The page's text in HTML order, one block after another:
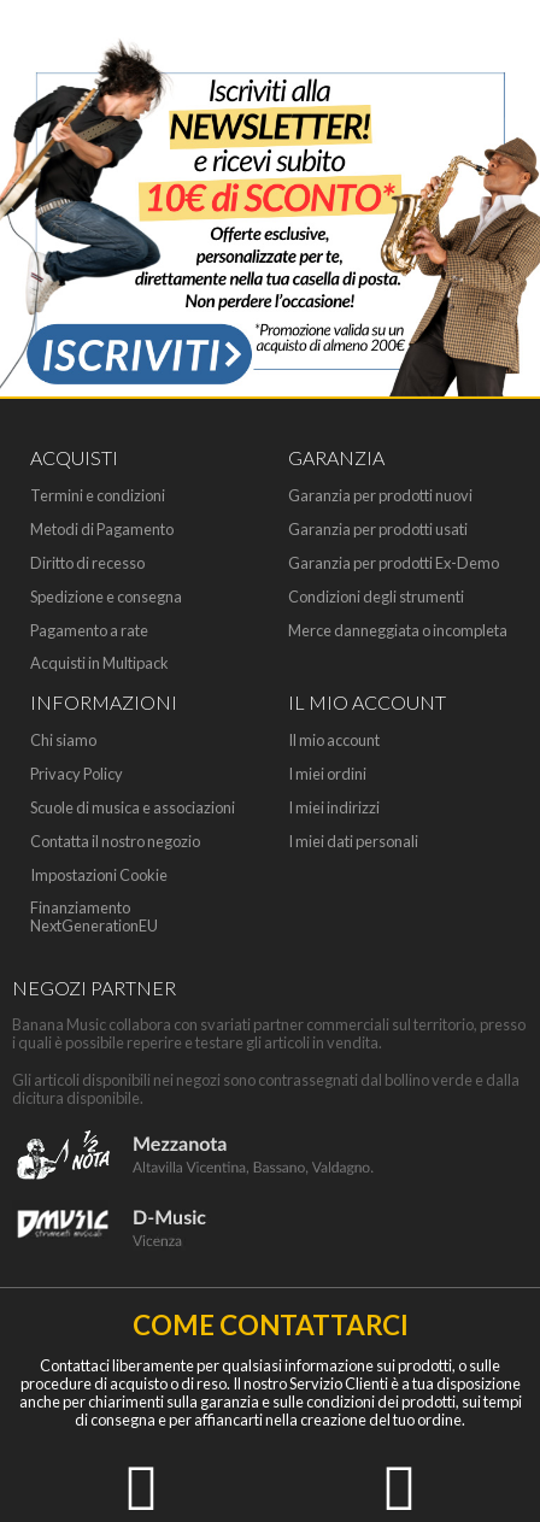
ACQUISTI
Termini e condizioni
Metodi di Pagamento
Diritto di recesso
Spedizione e consegna
Pagamento a rate
Acquisti in Multipack
GARANZIA
Garanzia per prodotti nuovi
Garanzia per prodotti usati
Garanzia per prodotti Ex-Demo
Condizioni degli strumenti
Merce danneggiata o incompleta
INFORMAZIONI
Chi siamo
Privacy Policy
Scuole di musica e associazioni
Contatta il nostro negozio
Impostazioni Cookie
Finanziamento
NextGenerationEU
IL MIO ACCOUNT
Il mio account
I miei ordini
I miei indirizzi
I miei dati personali
NEGOZI PARTNER
Banana Music collabora con svariati partner commerciali sul territorio, presso
i quali è possibile reperire e testare gli articoli in vendita.
Gli articoli disponibili nei negozi sono contrassegnati dal bollino verde e dalla
dicitura disponibile.
COME CONTATTARCI
Contattaci liberamente per qualsiasi informazione sui prodotti, o sulle
procedure di acquisto o di reso. Il nostro Servizio Clienti è a tua disposizione
anche per chiarimenti sulla garanzia e sulle condizioni dei prodotti, sui tempi
di consegna e per affiancarti nella creazione del tuo ordine.